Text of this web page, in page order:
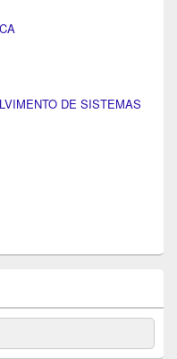
DE SISTEMAS